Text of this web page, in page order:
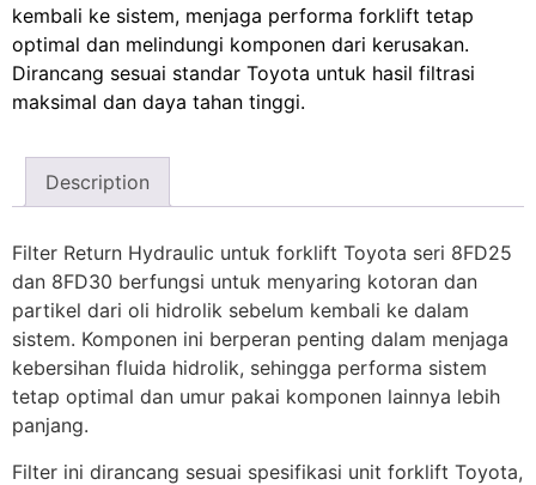
kembali ke sistem, menjaga performa forklift tetap
optimal dan melindungi komponen dari kerusakan.
Dirancang sesuai standar Toyota untuk hasil filtrasi
maksimal dan daya tahan tinggi.
Description
Filter Return Hydraulic untuk forklift Toyota seri 8FD25
dan 8FD30 berfungsi untuk menyaring kotoran dan
partikel dari oli hidrolik sebelum kembali ke dalam
sistem. Komponen ini berperan penting dalam menjaga
kebersihan fluida hidrolik, sehingga performa sistem
tetap optimal dan umur pakai komponen lainnya lebih
panjang.
Filter ini dirancang sesuai spesifikasi unit forklift Toyota,